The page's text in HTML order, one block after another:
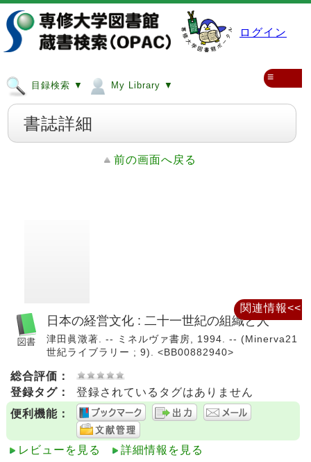
ログイン
目録検索 ▼ My Library ▼
≡
書誌詳細
前の画面へ戻る
日本の経営文化 : 二十一世紀の組織と人
津田眞澂著. -- ミネルヴァ書房, 1994. -- (Minerva21
世紀ライブラリー ; 9). <BB00882940>
総合評価：
登録タグ：
登録されているタグはありません
便利機能：
レビューを見る 詳細情報を見る
関連情報<<